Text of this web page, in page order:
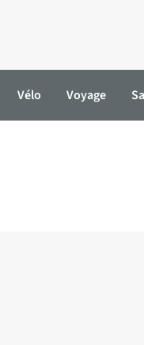
Vélo Voyage